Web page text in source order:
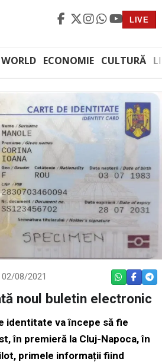
LIVE
WORLD ECONOMIE CULTURĂ
08/2021 WHATSAPP
noul buletin electronic
identitate va începe să fie
în premieră la Cluj-Napoca, în
primele informații fiind